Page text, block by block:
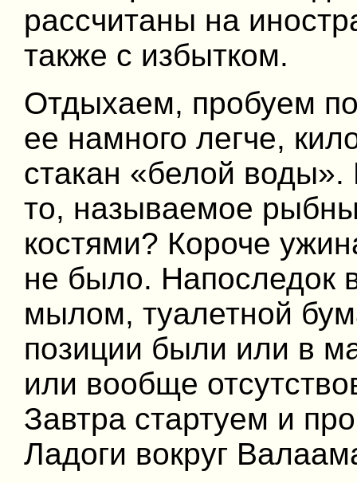
рассчитаны на
также с избытком.
Отдыхаем, пробуем
ее намного легче,
стакан «белой
то, называемое
костями? Короче
не было. Напоследок
мылом, туалетной
позиции были или в
или вообще
Завтра стартуем и
Ладоги вокруг